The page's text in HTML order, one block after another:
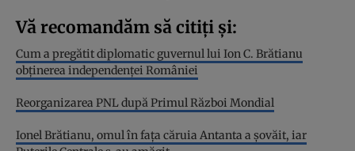
Vă recomandăm să citiți și:
Cum a pregătit diplomatic guvernul lui Ion C. Brătianu
obținerea independenței României
Reorganizarea PNL după Primul Război Mondial
Ionel Brătianu, omul în fața căruia Antanta a șovăit, iar